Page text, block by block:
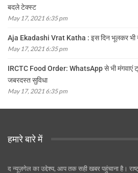
बदले टेक्स्ट
May 17, 2021 6:35 pm
Aja Ekadashi Vrat Katha : इस दिन भूलकर भी न
May 17, 2021 6:35 pm
IRCTC Food Order: WhatsApp से भी मंगवाएं
जबरदस्त सुविधा
May 17, 2021 6:35 pm
हमारे बारे में
द न्यूज़गेल का उद्देश्य, आप तक सही खबर पहुंचाना है।